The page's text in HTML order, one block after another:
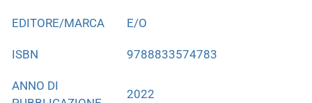
EDITORE/MARCA E/O
ISBN 9788833574783
ANNO DI
2022